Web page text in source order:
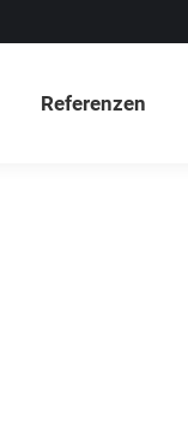
Referenzen
Referenzen